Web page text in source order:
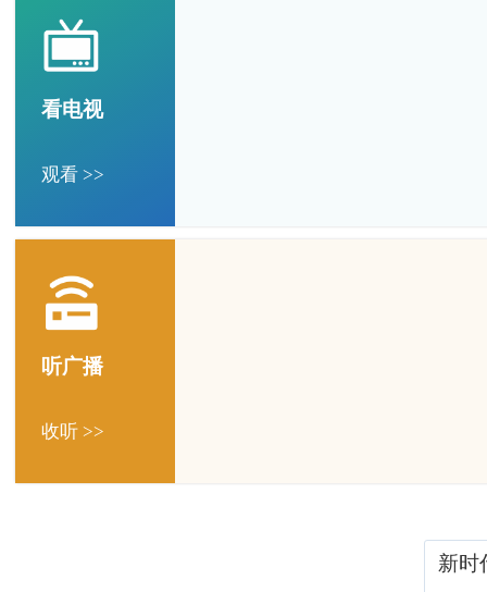
看电视
观看 >>
听广播
收听 >>
新时